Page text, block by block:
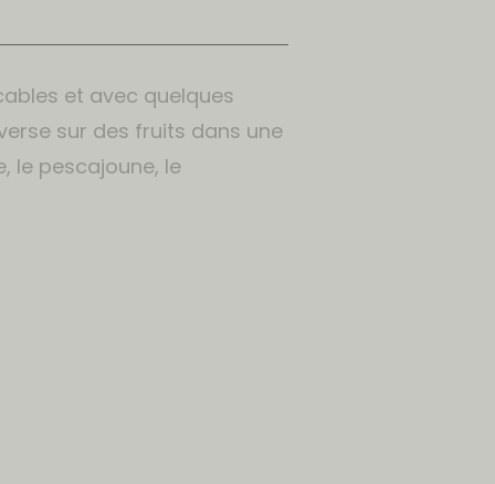
et avec quelques
sur des fruits dans une
le pescajoune, le